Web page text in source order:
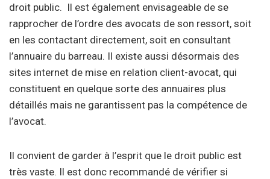
droit public. Il est également envisageable de se
rapprocher de l’ordre des avocats de son ressort, soit
en les contactant directement, soit en consultant
l’annuaire du barreau. Il existe aussi désormais des
sites internet de mise en relation client-avocat, qui
constituent en quelque sorte des annuaires plus
détaillés mais ne garantissent pas la compétence de
l’avocat.
Il convient de garder à l’esprit que le droit public est
très vaste. Il est donc recommandé de vérifier si